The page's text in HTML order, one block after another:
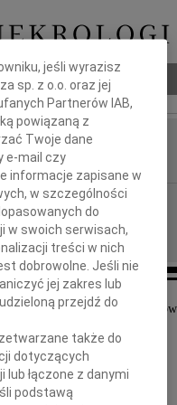
zadumie, z pochylonymi
Jurczaka
jeśli wyrazisz
sp. z o.o. oraz jej
Partnerów IAB,
powiązaną z
Twoje dane
e-mail czy
informacje zapisane w
w szczególności
do
w swoich serwisach,
treści w nich
dobrowolne. Jeśli nie
jej zakres lub
przejdź do
także do
dotyczących
łączone z danymi
podstawą